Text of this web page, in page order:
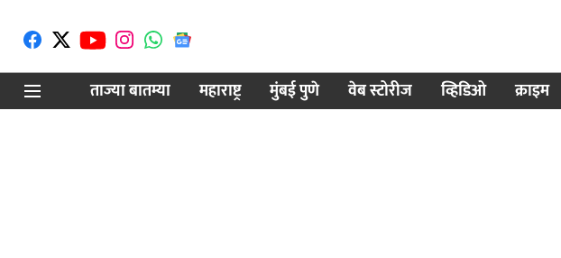
ताज्या बातम्या
महाराष्ट्र मुंबई पुणे वेब स्टोरीज व्हिडिओ क्राइम